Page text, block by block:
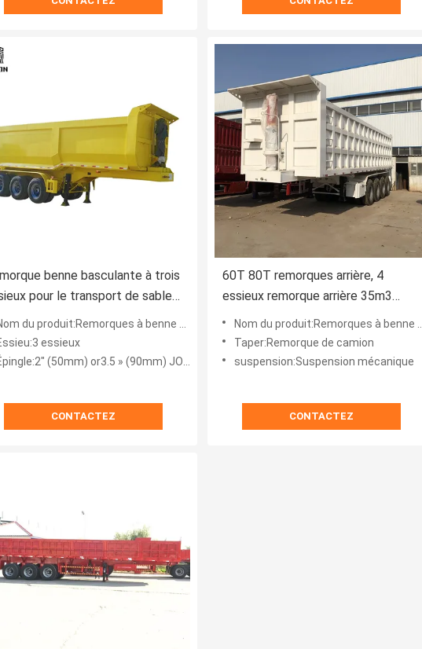
benne basculante à trois
pour le transport de sable
tonnes 50 tonnes
du produit:Remorques à benne arrière
essieux
(50mm) or3.5 » (90mm) JOST
CONTACTEZ
60T 80T remorques arrière, 4
essieux remorque arrière 35m3
40m3
Nom du produit:Remorques à benne arrière
Taper:Remorque de camion
suspension:Suspension mécanique
CONTACTEZ